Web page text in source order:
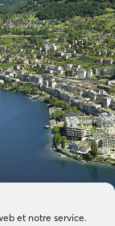
et notre service.